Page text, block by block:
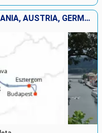
UNGHERIA, SLOVACCHIA, ROMANIA, AUSTRIA, GERMANIA